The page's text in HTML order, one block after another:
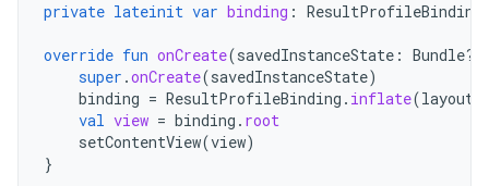
private lateinit var binding : ResultProfileBinding
override fun onCreate(savedInstanceState : Bundle?)
super .onCreate(savedInstanceState)
binding = ResultProfileBinding . inflate(
val view = binding . root
setContentView(view)
}